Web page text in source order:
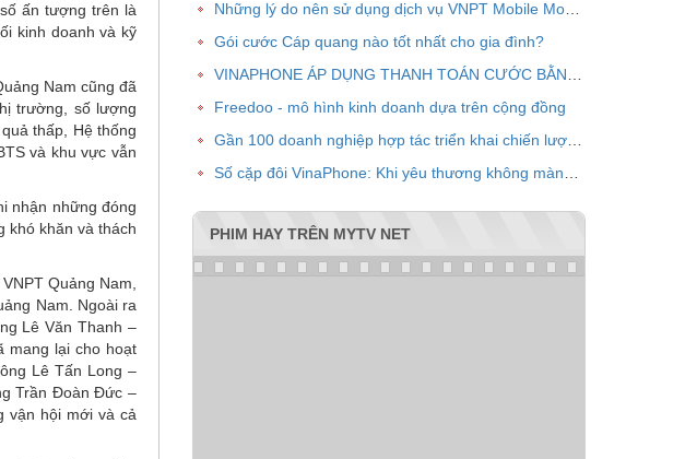
ấn tượng trên là
kinh doanh và kỹ
Nam cũng đã
trường, số lượng
thấp, Hệ thống
và khu vực vẫn
nhận những đóng
khó khăn và thách
Quảng Nam,
Nam. Ngoài ra
Lê Văn Thanh –
mang lại cho hoạt
Lê Tấn Long –
Trần Đoàn Đức –
vận hội mới và cả
Gói cước Cáp quang nào tốt nhất cho gia đình?
Freedoo - mô hình kinh doanh dựa trên cộng đồng
PHIM HAY TRÊN MYTV NET